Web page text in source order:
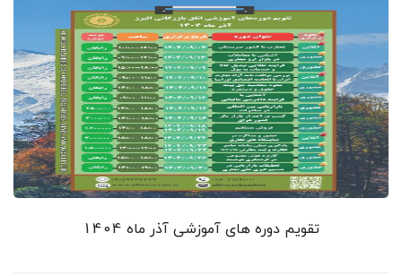
تقویم دوره های آموزشی آذر ماه 1404